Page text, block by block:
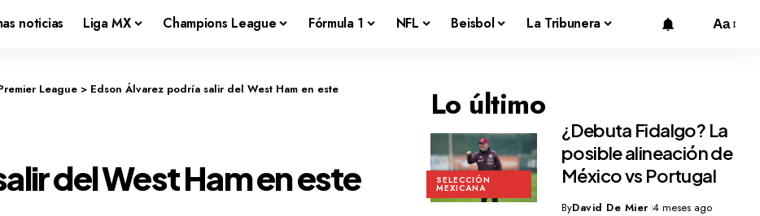
noticias Liga MX Champions League Fórmula 1 NFL Beisbol La Tribunera Aa
League > Edson Álvarez podría salir del West Ham en este
del West Ham en este
Lo último
SELECCIÓN
MEXICANA
¿Debuta Fidalgo? La
posible alineación de
México vs Portugal
ByDavid De Mier 4 meses ago